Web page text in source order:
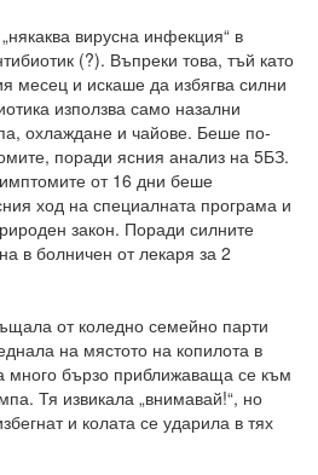
вирусна инфекция“ в
(?). Въпреки това, тъй като
месец и искаше да избягва силни
използва само назални
охлаждане и чайове. Беше по-
поради ясния анализ на 5БЗ.
от 16 дни беше
ход на специалната програма и
закон. Поради силните
в болничен от лекаря за 2
от коледно семейно парти
на мястото на копилота в
много бързо приближаваща се към
Тя извикала „внимавай!“, но
и колата се ударила в тях